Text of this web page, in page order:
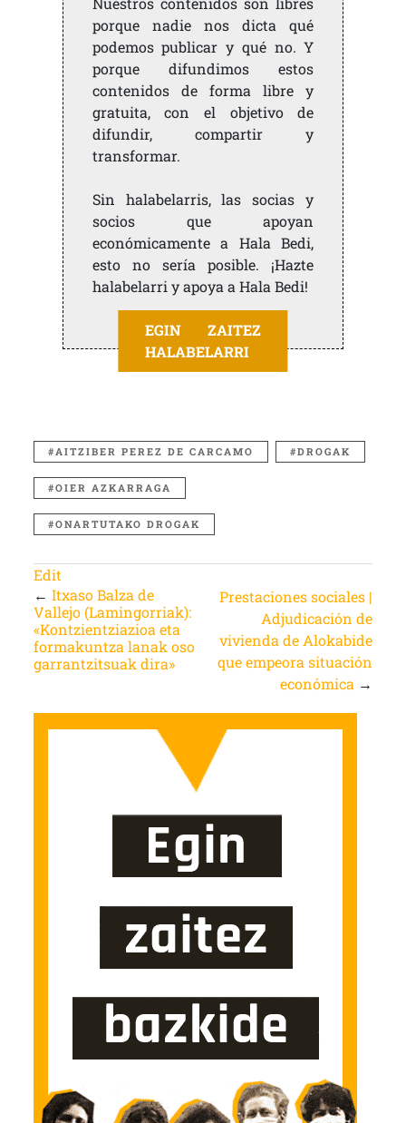
porque nadie nos dicta qué
podemos publicar y qué no. Y
porque difundimos estos
contenidos de forma libre y
gratuita, con el objetivo de
difundir, compartir y
transformar.
Sin halabelarris, las socias y
socios que apoyan
económicamente a Hala Bedi,
esto no sería posible. ¡Hazte
halabelarri y apoya a Hala Bedi!
EGIN ZAITEZ
HALABELARRI
AITZIBER PEREZ DE CARCAMO DROGAK
OIER AZKARRAGA
ONARTUTAKO DROGAK
Edit
← Itxaso Balza de
Vallejo (Lamingorriak):
«Kontzientziazioa eta
formakuntza lanak oso
garrantzitsuak dira»
Prestaciones sociales |
Adjudicación de
vivienda de Alokabide
que empeora situación
económica →